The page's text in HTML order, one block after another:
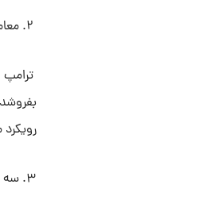
ترامپ
۳. سه نشست احتمالی در عربستان، مسکو و واشنگتن